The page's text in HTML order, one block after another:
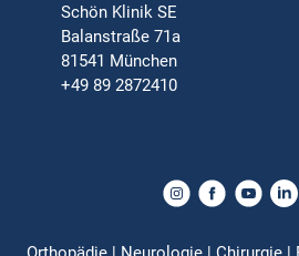
Schön Klinik SE
Balanstraße 71a
81541 München
+49 89 2872410